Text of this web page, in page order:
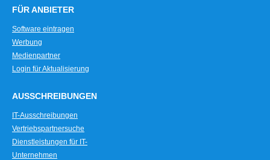
FÜR ANBIETER
Software eintragen
Werbung
Medienpartner
Login für Aktualisierung
AUSSCHREIBUNGEN
IT-Ausschreibungen
Vertriebspartnersuche
Dienstleistungen für IT-
Unternehmen